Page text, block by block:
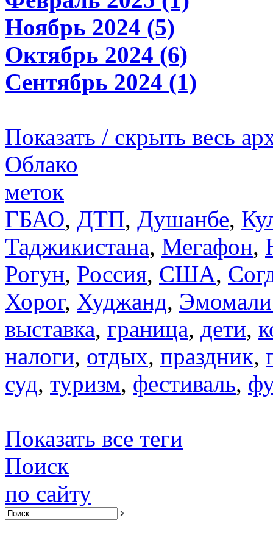
Ноябрь 2024 (5)
Октябрь 2024 (6)
Сентябрь 2024 (1)
Показать / скрыть весь
Облако
меток
ГБАО, ДТП, Душанбе,
Таджикистана, Мегафон,
Рогун, Россия, США,
Хорог, Худжанд,
выставка, граница, дети,
налоги, отдых, праздник,
суд, туризм, фестиваль,
Показать все теги
Поиск
по сайту